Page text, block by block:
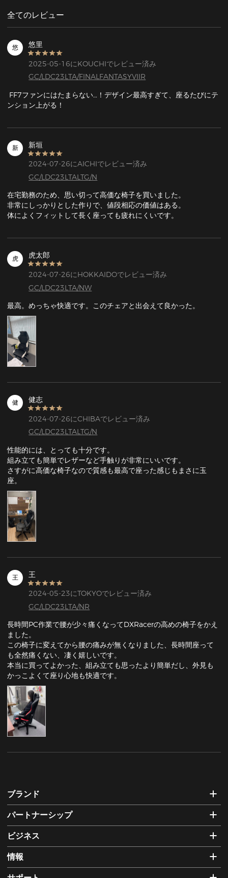
全てのレビュー
悠 悠里
2025-05-16にKOUCHIでレビュー済み
GC/LDC23LTA/FINALFANTASYVIIR
ンション上がる！
新 新垣
2024-07-26にAICHIでレビュー済み
GC/LDC23LTALTG/N
在宅勤務のため、思い切って高価な椅子を買いました。
非常にしっかりとした作りで、値段相応の価値はある。
体によくフィットして長く座っても疲れにくいです。
虎 虎太郎
2024-07-26にHOKKAIDOでレビュー済み
GC/LDC23LTA/NW
最高。めっちゃ快適です。このチェアと出会えて良かった。
健 健志
2024-07-26にCHIBAでレビュー済み
GC/LDC23LTALTG/N
性能的には、とっても十分です。
組み立ても簡単でレザーなど手触りが非常にいいです。
さすがに高価な椅子なので質感も最高で座った感じもまさに玉
座。
王 王
2024-05-23にTOKYOでレビュー済み
GC/LDC23LTA/NR
長時間PC作業で腰が少々痛くなってDXRacerの高めの椅子をかえ
ました。
この椅子に変えてから腰の痛みが無くなりました、長時間座って
も全然痛くない、凄く嬉しいです。
本当に買ってよかった、組み立ても思ったより簡単だし、外見も
かっこよくて座り心地も快適です。
ブランド
パートナーシップ
ビジネス
情報